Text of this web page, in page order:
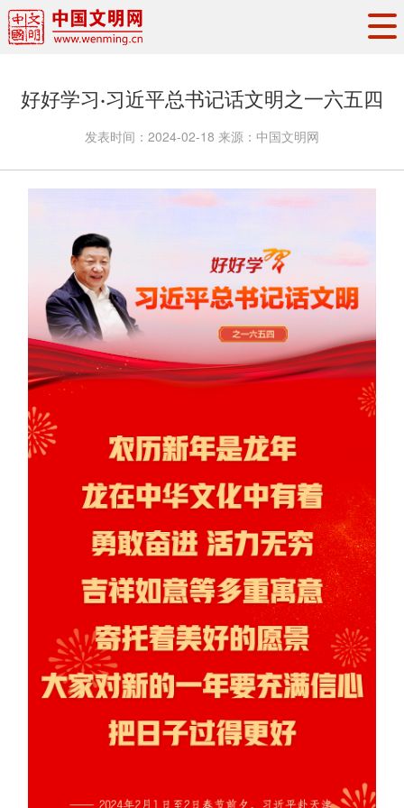
权威发布
资讯联播
地方交流
文明培育
文明实践
文明创建
文明之光
文明影音 文明矩阵
好好学习·习近平总书记话文明之一六五四
发表时间： 2024-02-18 来源： 中国文明网